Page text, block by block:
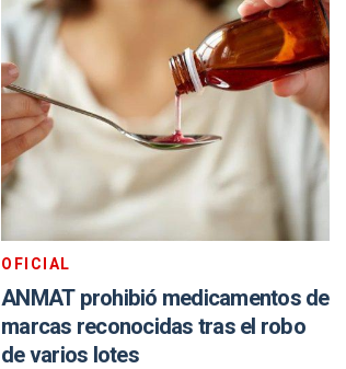
OFICIAL
ANMAT prohibió medicamentos de
marcas reconocidas tras el robo
de varios lotes